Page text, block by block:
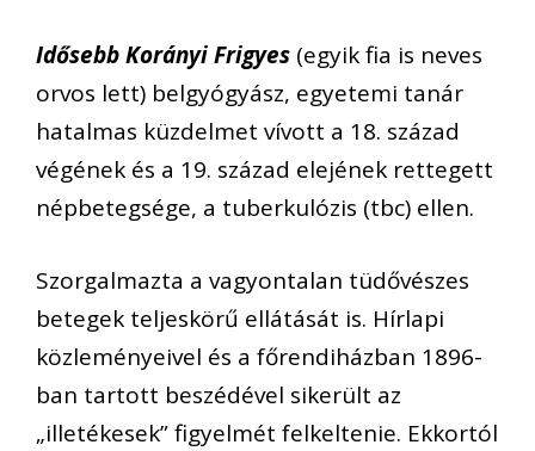
Idősebb Korányi Frigyes (egyik fia is neves
orvos lett) belgyógyász, egyetemi tanár
hatalmas küzdelmet vívott a 18. század
végének és a 19. század elejének rettegett
népbetegsége, a tuberkulózis (tbc) ellen.
Szorgalmazta a vagyontalan tüdővészes
betegek teljeskörű ellátását is. Hírlapi
közleményeivel és a főrendiházban 1896-
ban tartott beszédével sikerült az
„illetékesek” figyelmét felkeltenie. Ekkortól